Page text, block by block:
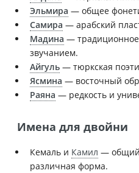
Эльмира — общее
Самира — арабский
Мадина —
звучанием.
Айгуль — тюркская
Ясмина — восточный
Раяна — редкость и
Имена для двойни
Кемаль и Камил — общий
различная форма.